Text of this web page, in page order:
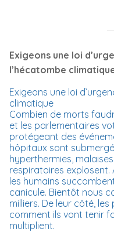
Exigeons une loi
l’hécatombe
Exigeons une loi
climatique
Combien de morts
et les parlementaires
protégeant des
hôpitaux sont
hyperthermies,
respiratoires explosent.
les humains
canicule. Bientôt nous
milliers. De leur côté,
comment ils vont tenir
multiplient.